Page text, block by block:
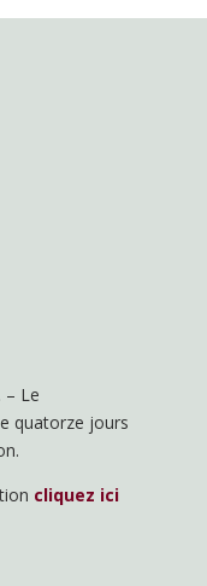
– Le
quatorze jours
cliquez ici